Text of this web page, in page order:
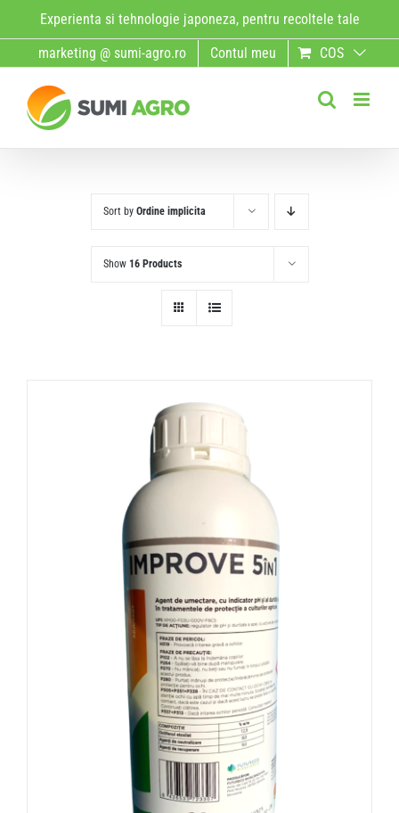
Experienta si tehnologie japoneza, pentru recoltele tale
marketing @ sumi-agro.ro Contul meu COS
Sort by Ordine implicita
Show 16 Products